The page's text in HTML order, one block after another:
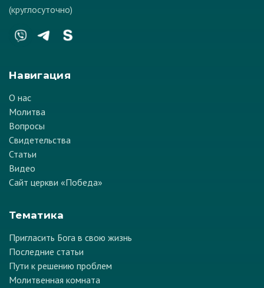
(круглосуточно)
Навигация
О нас
Молитва
Вопросы
Свидетельства
Статьи
Видео
Сайт церкви «Победа»
Тематика
Пригласить Бога в свою жизнь
Последние статьи
Пути к решению проблем
Молитвенная комната